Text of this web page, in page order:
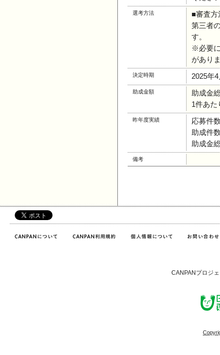
選考方法
■審査方
第三者
す。
※必要
があり
決定時期 2025年
助成金額
助成金
1件あた
昨年度実績
応募件
助成件
助成金
備考
CANPANプロジ